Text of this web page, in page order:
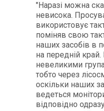
"Наразі можна
невисока.
використовує
поміняв свою
наших засобів в
на передній край.
невеликими
тобто через
оскільки наших
ведеться
відповідно